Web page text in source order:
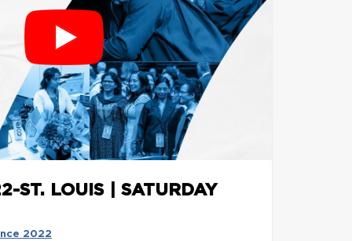
ST. LOUIS | SATURDAY
2022